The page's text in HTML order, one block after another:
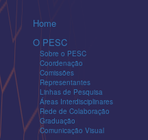
Home
O PESC
Sobre o PESC
Coordenação
Comissões
Representantes
Linhas de Pesquisa
Áreas Interdisciplinares
Rede de Colaboração
Graduação
Comunicação Visual